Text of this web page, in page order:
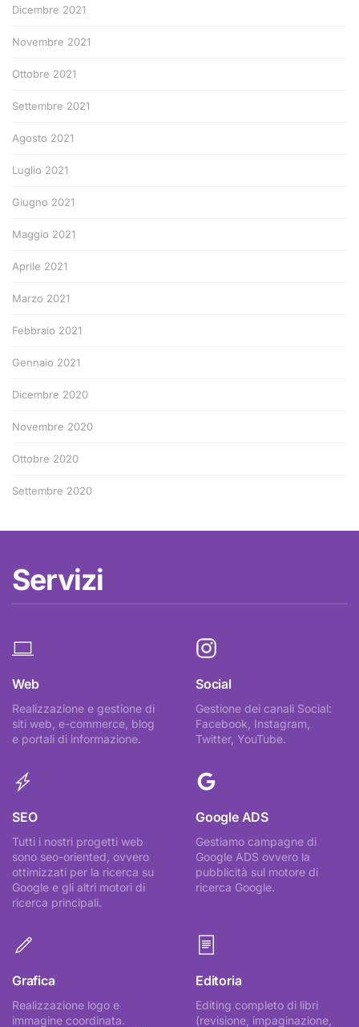
Dicembre 2021
Novembre 2021
Ottobre 2021
Settembre 2021
Agosto 2021
Luglio 2021
Giugno 2021
Maggio 2021
Aprile 2021
Marzo 2021
Febbraio 2021
Gennaio 2021
Dicembre 2020
Novembre 2020
Ottobre 2020
Settembre 2020
Servizi
Web
Realizzazione e gestione di
siti web, e-commerce, blog
e portali di informazione.
Social
Gestione dei canali Social:
Facebook, Instagram,
Twitter, YouTube.
SEO
Tutti i nostri progetti web
sono seo-oriented, ovvero
ottimizzati per la ricerca su
Google e gli altri motori di
ricerca principali.
Google ADS
Gestiamo campagne di
Google ADS ovvero la
pubblicità sul motore di
ricerca Google.
Grafica
Realizzazione logo e
immagine coordinata.
Editoria
Editing completo di libri
(revisione, impaginazione,